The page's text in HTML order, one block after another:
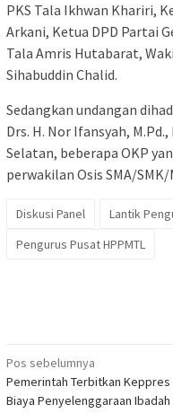
PKS Tala Ikhwan Khariri,
Arkani, Ketua DPD Partai
Tala Amris Hutabarat,
Sihabuddin Chalid.
Sedangkan undangan
Drs. H. Nor Ifansyah,
Selatan, beberapa OKP
perwakilan Osis SMA/
Diskusi Panel
Lantik
Pengurus Pusat HPPMTL
Navigasi
pos
Pos sebelumnya
Pemerintah Terbitkan Keppres
Biaya Penyelenggaraan Ibadah